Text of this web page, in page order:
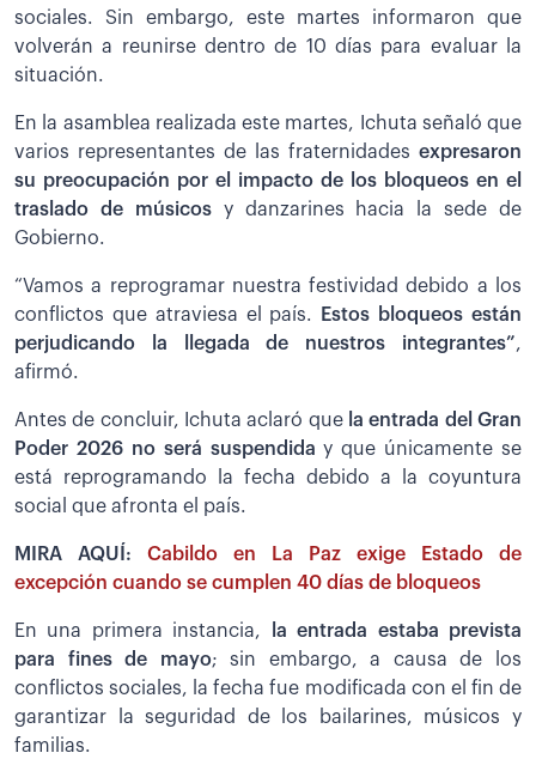
sociales. Sin embargo, este martes informaron que
volverán a reunirse dentro de 10 días para evaluar la
situación.
En la asamblea realizada este martes, Ichuta señaló que
varios representantes de las fraternidades expresaron
su preocupación por el impacto de los bloqueos en el
traslado de músicosy danzarines hacia la sede de
Gobierno.
“Vamos a reprogramar nuestra festividad debido a los
conflictos que atraviesa el país.
Estos bloqueos están
perjudicando la llegada de nuestros integrantes”,
afirmó.
Antes de concluir, Ichuta aclaró que la entrada del Gran
Poder 2026 no será suspendiday que únicamente se
está reprogramando la fecha debido a la coyuntura
social que afronta el país.
MIRA AQUÍ: Cabildo en La Paz exige Estado de
excepción cuando se cumplen 40 días de bloqueos
En una primera instancia,
la entrada estaba prevista
para fines de mayo; sin embargo, a causa de los
conflictos sociales, la fecha fue modificada con el fin de
garantizar la seguridad de los bailarines, músicos y
familias.